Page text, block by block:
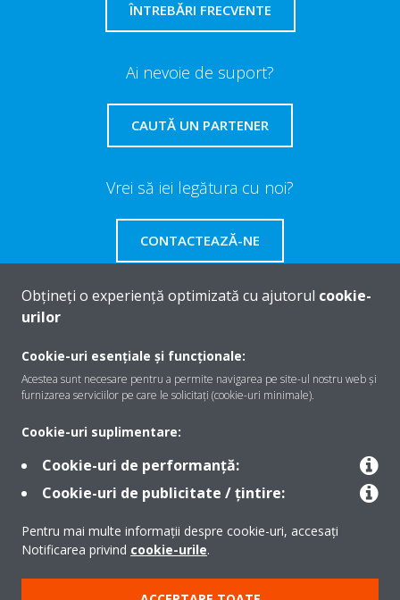
ÎNTREBĂRI FRECVENTE
Ai nevoie de suport?
CAUTĂ UN PARTENER
Vrei să iei legătura cu noi?
CONTACTEAZĂ-NE
Despre Daikin
Contact
Produse
Obțineți o experiență optimizată cu ajutorul cookie-
urilor
Cookie-uri esențiale și funcționale:
Acestea sunt necesare pentru a permite navigarea pe site-ul nostru web și
furnizarea serviciilor pe care le solicitați (cookie-uri minimale).
Cookie-uri suplimentare:
Cookie-uri de performanță:
Cookie-uri de publicitate / țintire:
Pentru mai multe informații despre cookie-uri, accesați
Notificarea privind cookie-urile.